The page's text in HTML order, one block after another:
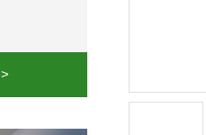
电机MC230P3T 20- B参数